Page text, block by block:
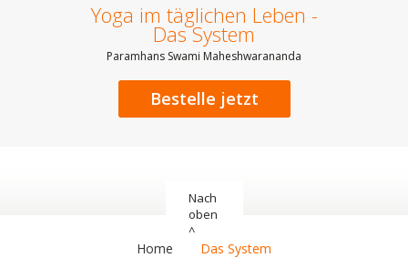
Yoga im täglichen Leben -
Das System
Paramhans Swami Maheshwarananda
Bestelle jetzt
Nach
oben
^
Home
Das System